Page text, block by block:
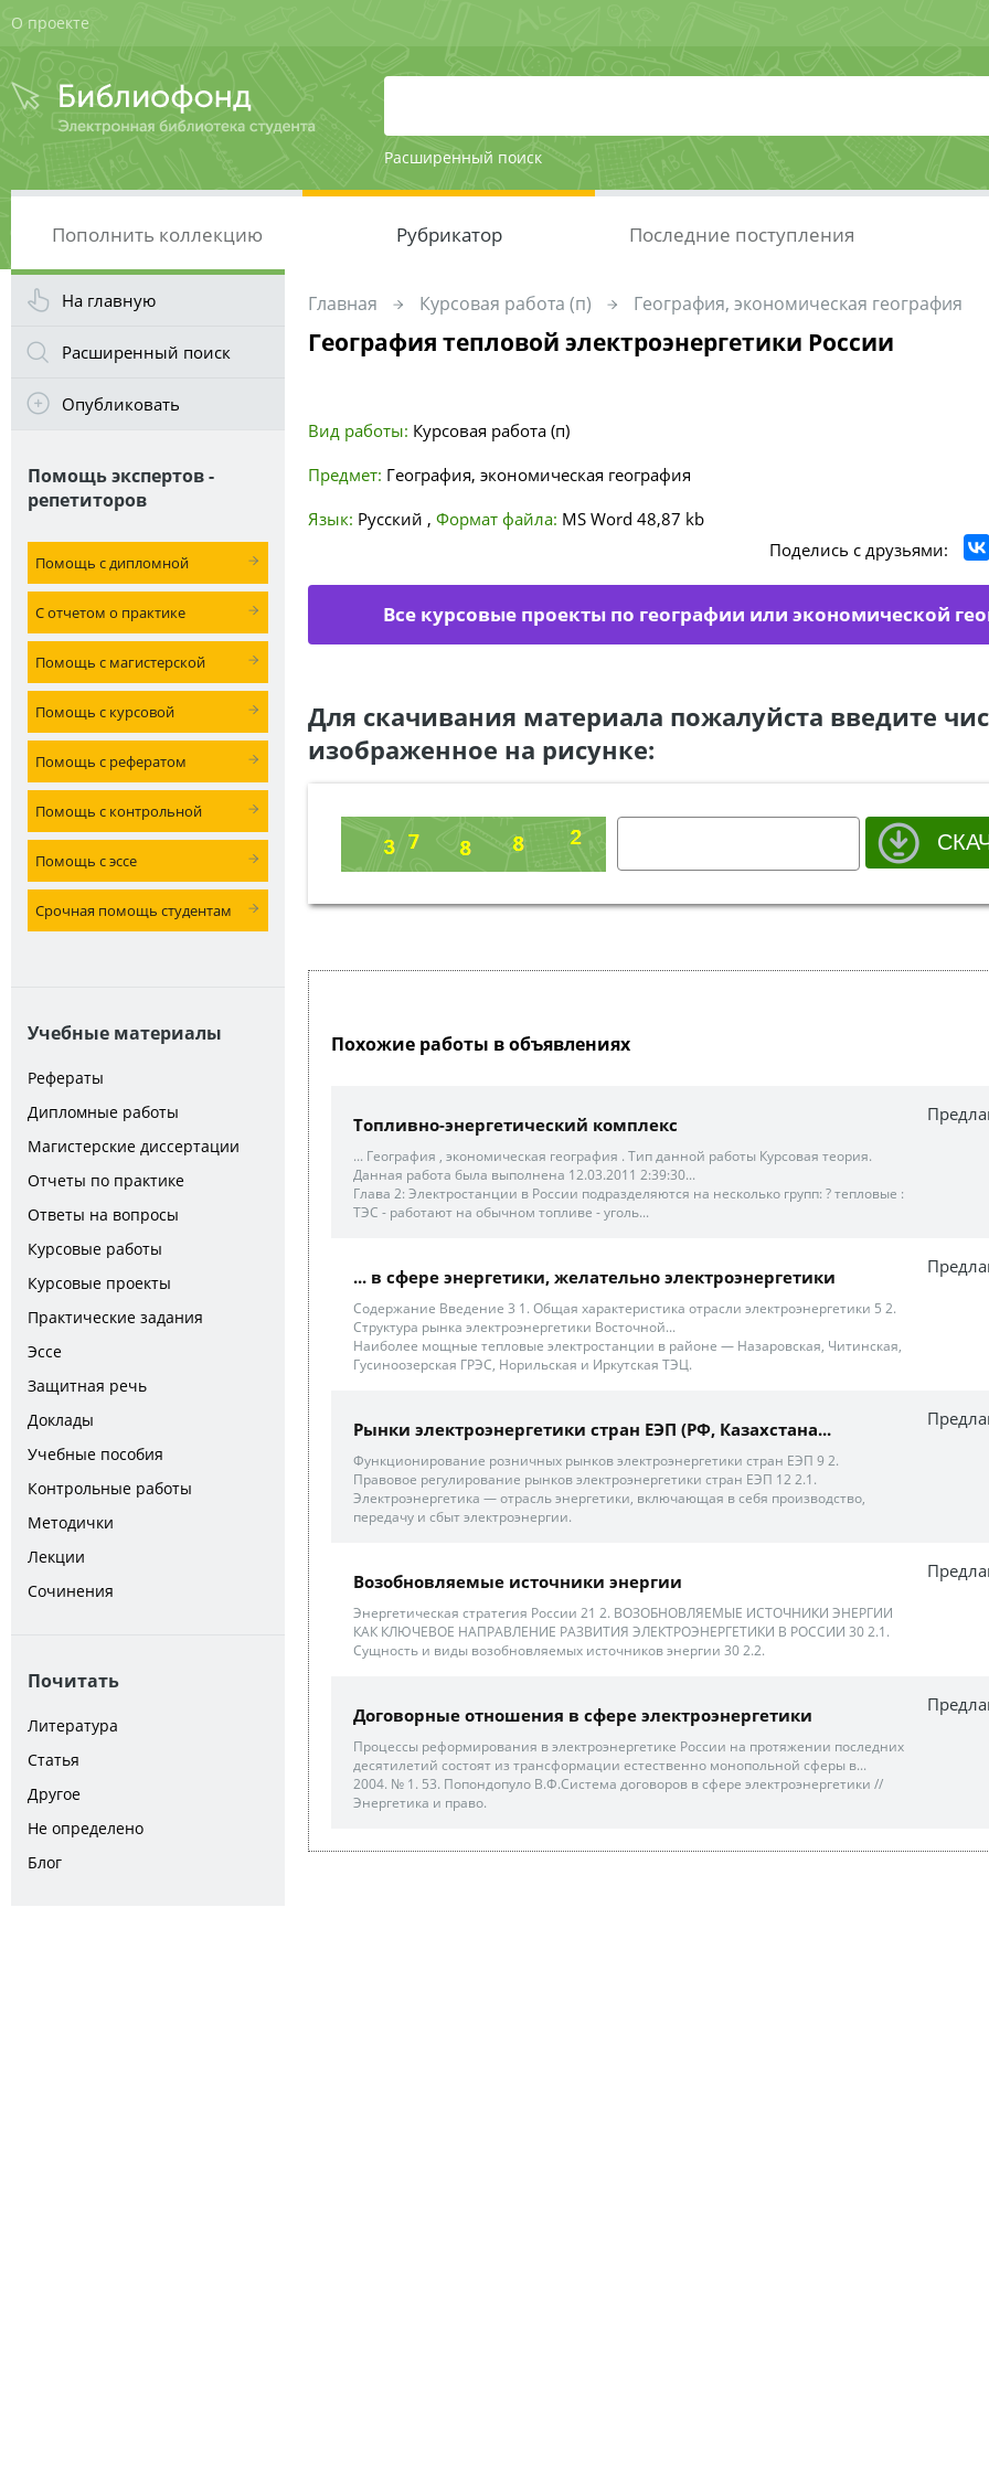
О проекте
Расширенный поиск
Пополнить коллекцию Рубрикатор Последние поступления
На главную
Расширенный поиск
Опубликовать
Помощь экспертов -
репетиторов
Помощь с дипломной
С отчетом о практике
Помощь с магистерской
Помощь с курсовой
Помощь с рефератом
Помощь с контрольной
Помощь с эссе
Срочная помощь студентам
Учебные материалы
Рефераты
Дипломные работы
Магистерские диссертации
Отчеты по практике
Ответы на вопросы
Курсовые работы
Курсовые проекты
Практические задания
Эссе
Защитная речь
Доклады
Учебные пособия
Контрольные работы
Методички
Лекции
Сочинения
Почитать
Литература
Статья
Другое
Не определено
Блог
Главная Курсовая работа (п) География, экономическая география
География тепловой электроэнергетики России
Вид работы: Курсовая работа (п)
Предмет: География, экономическая география
Язык: Русский , Формат файла: MS Word 48,87 kb
Поделись с друзьями:
Все курсовые проекты по географии или экономической
Для скачивания материала пожалуйста введите
изображенное на рисунке:
Похожие работы в объявлениях
Топливно-энергетический комплекс
... География , экономическая география . Тип данной работы Курсовая теория.
Данная работа была выполнена 12.03.2011 2:39:30...
Глава 2: Электростанции в России подразделяются на несколько групп: ? тепловые :
ТЭС - работают на обычном топливе - уголь...
... в сфере энергетики, желательно электроэнергетики
Содержание Введение 3 1. Общая характеристика отрасли электроэнергетики 5 2.
Структура рынка электроэнергетики Восточной...
Наиболее мощные тепловые электростанции в районе — Назаровская, Читинская,
Гусиноозерская ГРЭС, Норильская и Иркутская ТЭЦ.
Рынки электроэнергетики стран ЕЭП (РФ, Казахстана...
Функционирование розничных рынков электроэнергетики стран ЕЭП 9 2.
Правовое регулирование рынков электроэнергетики стран ЕЭП 12 2.1.
Электроэнергетика — отрасль энергетики, включающая в себя производство,
передачу и сбыт электроэнергии.
Возобновляемые источники энергии
Энергетическая стратегия России 21 2. ВОЗОБНОВЛЯЕМЫЕ ИСТОЧНИКИ ЭНЕРГИИ
КАК КЛЮЧЕВОЕ НАПРАВЛЕНИЕ РАЗВИТИЯ ЭЛЕКТРОЭНЕРГЕТИКИ В РОССИИ 30 2.1.
Сущность и виды возобновляемых источников энергии 30 2.2.
Договорные отношения в сфере электроэнергетики
Процессы реформирования в электроэнергетике России на протяжении последних
десятилетий состоят из трансформации естественно монопольной сферы в...
2004. № 1. 53. Попондопуло В.Ф.Система договоров в сфере электроэнергетики //
Энергетика и право.